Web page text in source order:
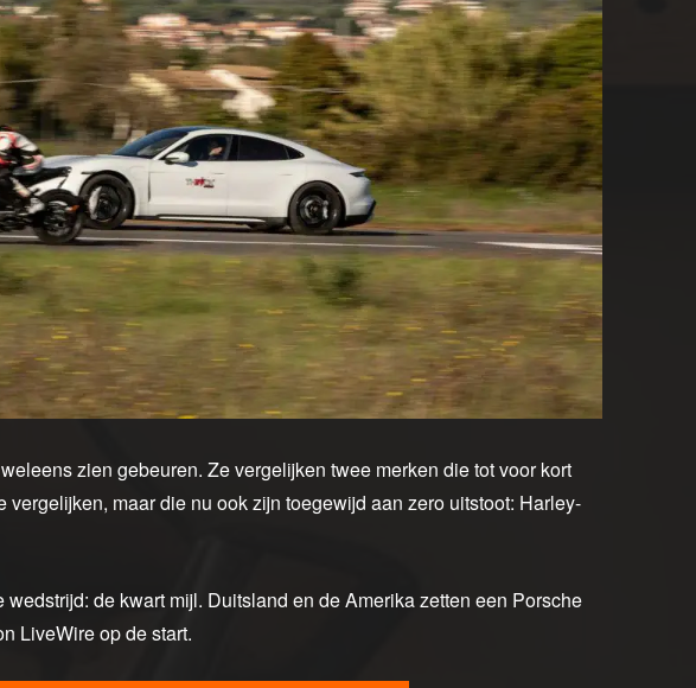
zien gebeuren. Ze vergelijken twee merken die tot voor kort
maar die nu ook zijn toegewijd aan zero uitstoot: Harley-
de kwart mijl. Duitsland en de Amerika zetten een Porsche
LiveWire op de start.